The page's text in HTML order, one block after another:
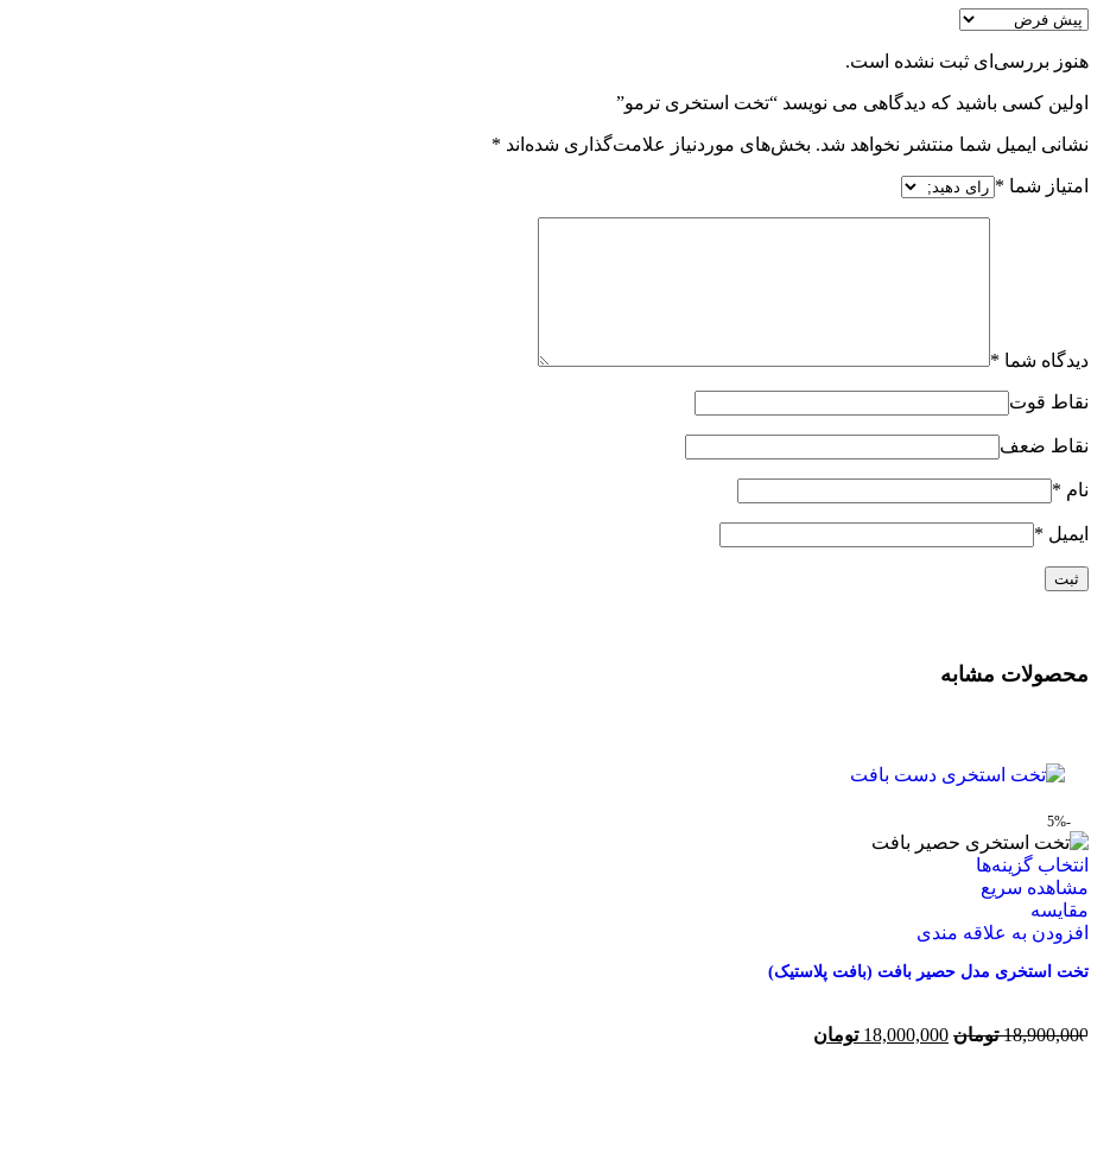
هنوز بررسی‌ای ثبت نشده است.
اولین کسی باشید که دیدگاهی می نویسد “تخت استخری ترمو”
نشانی ایمیل شما منتشر نخواهد شد. بخش‌های موردنیاز علامت‌گذاری شده‌اند *
امتیاز شما *
دیدگاه شما *
نقاط قوت
نقاط ضعف
نام *
ایمیل *
محصولات مشابه
-5%
انتخاب گزینه‌ها
مشاهده سریع
مقایسه
افزودن به علاقه مندی
تخت استخری مدل حصیر بافت (بافت پلاستیک)
18,900,000 تومان 18,000,000 تومان